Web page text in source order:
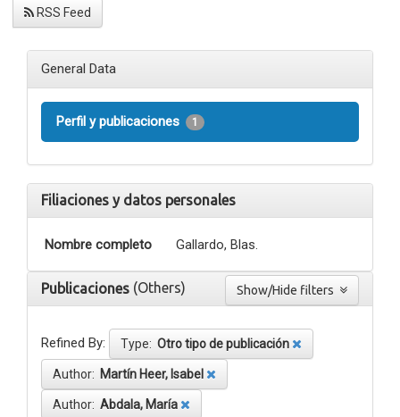
RSS Feed
General Data
Perfil y publicaciones 1
Filiaciones y datos personales
Nombre completo Gallardo, Blas.
Publicaciones (Others)
Refined By: Type: Otro tipo de publicación
Author: Martín Heer, Isabel
Author: Abdala, María